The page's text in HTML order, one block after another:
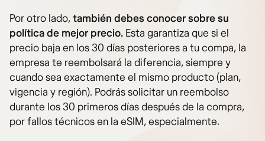
Por otro lado,también debes conocer sobre su
política de mejor precio. Esta garantiza que si el
precio baja en los 30 días posteriores a tu compa, la
empresa te reembolsará la diferencia, siempre y
cuando sea exactamente el mismo producto (plan,
vigencia y región). Podrás solicitar un reembolso
durante los 30 primeros días después de la compra,
por fallos técnicos en la eSIM, especialmente.